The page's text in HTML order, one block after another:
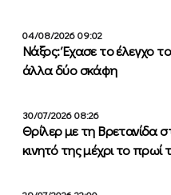
04/08/2026 09:02
Νάξος: Έχασε το έλεγχο
άλλα δύο σκάφη
30/07/2026 08:26
Θρίλερ με τη Βρετανίδα
κινητό της μέχρι το πρωί